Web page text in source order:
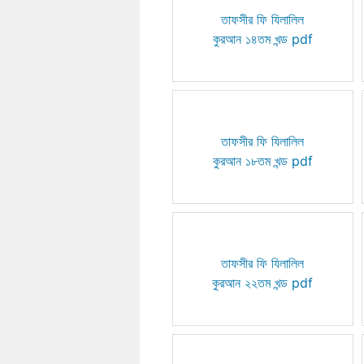
তাফসীর ফি যিলালিল
কুরআন ১৪তম খন্ড pdf
তাফসীর ফি যিলালিল
কুরআন ১৮তম খন্ড pdf
তাফসীর ফি যিলালিল
কুরআন ২২তম খন্ড pdf